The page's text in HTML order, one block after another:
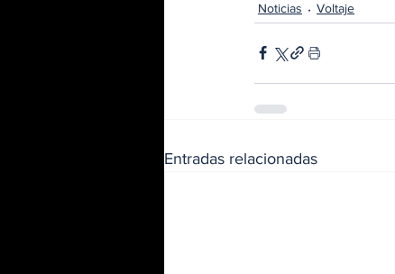
Noticias Voltaje
Entradas relacionadas